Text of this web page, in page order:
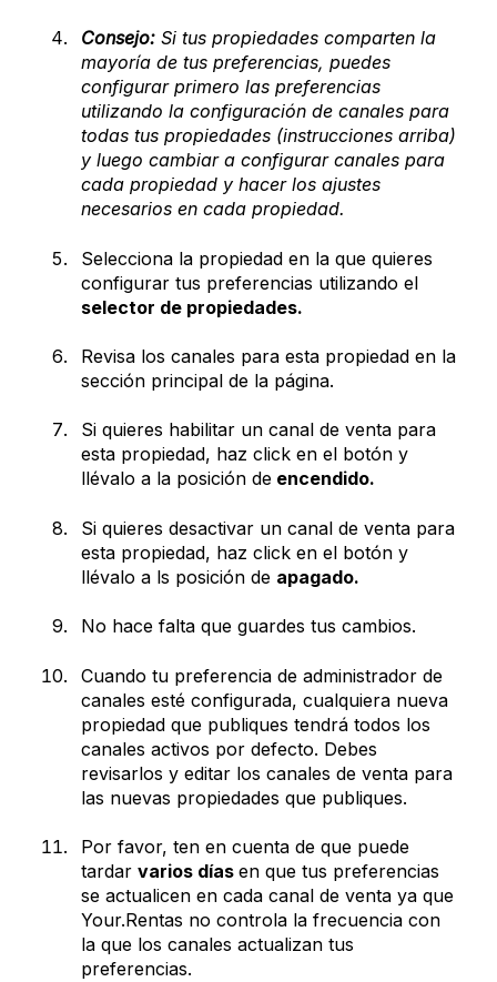
Consejo: Si tus propiedades comparten la
mayoría de tus preferencias, puedes
configurar primero las preferencias
utilizando la configuración de canales para
todas tus propiedades (instrucciones arriba)
y luego cambiar a configurar canales para
cada propiedad y hacer los ajustes
necesarios en cada propiedad.
Selecciona la propiedad en la que quieres
configurar tus preferencias utilizando el
selector de propiedades.
Revisa los canales para esta propiedad en la
sección principal de la página.
Si quieres habilitar un canal de venta para
esta propiedad, haz click en el botón y
llévalo a la posición de encendido.
Si quieres desactivar un canal de venta para
esta propiedad, haz click en el botón y
llévalo a ls posición de apagado.
No hace falta que guardes tus cambios.
Cuando tu preferencia de administrador de
canales esté configurada, cualquiera nueva
propiedad que publiques tendrá todos los
canales activos por defecto. Debes
revisarlos y editar los canales de venta para
las nuevas propiedades que publiques.
Por favor, ten en cuenta de que puede
tardar varios días en que tus preferencias
se actualicen en cada canal de venta ya que
Your.Rentas no controla la frecuencia con
la que los canales actualizan tus
preferencias.